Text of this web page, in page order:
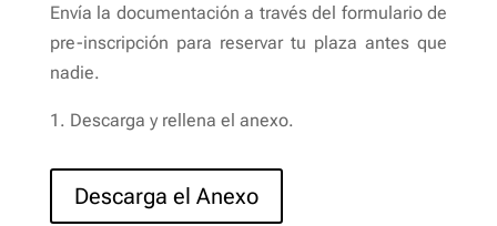
Envía la documentación a través del formulario de
pre-inscripción para reservar tu plaza antes que
nadie.
1. Descarga y rellena el anexo.
Descarga el Anexo